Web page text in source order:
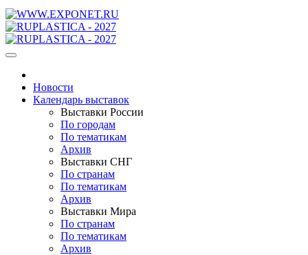
Новости
Календарь выставок
Выставки России
По городам
По тематикам
Архив
Выставки СНГ
По странам
По тематикам
Архив
Выставки Мира
По странам
По тематикам
Архив